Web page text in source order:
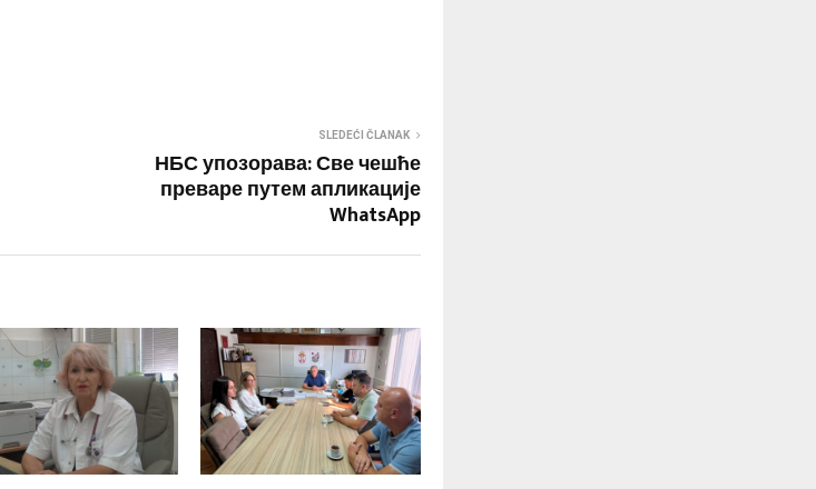
SLEDEĆI ČLANAK
НБС упозорава: Све чешће
преваре путем апликације
WhatsApp